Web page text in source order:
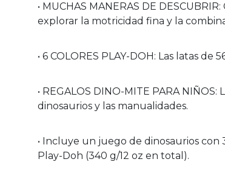
• MUCHAS MANERAS DE
explorar la motricidad fina y la
• 6 COLORES PLAY-DOH: Las latas
• REGALOS DINO-MITE PARA
dinosaurios y las manualidades.
• Incluye un juego de dinosaurios
Play-Doh (340 g/12 oz en total).